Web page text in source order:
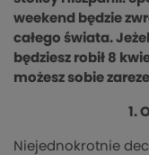
weekend będzie
całego świata.
będziesz robił 8
możesz sobie
1.
Niejednokrotnie